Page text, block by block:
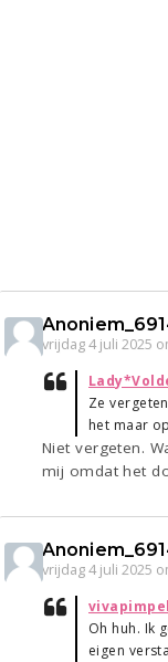
vrijdag 4 juli 2025
Ze
het maar
Niet vergeten.
mij omdat het
vrijdag 4 juli 2025
Oh huh. Ik
eigen